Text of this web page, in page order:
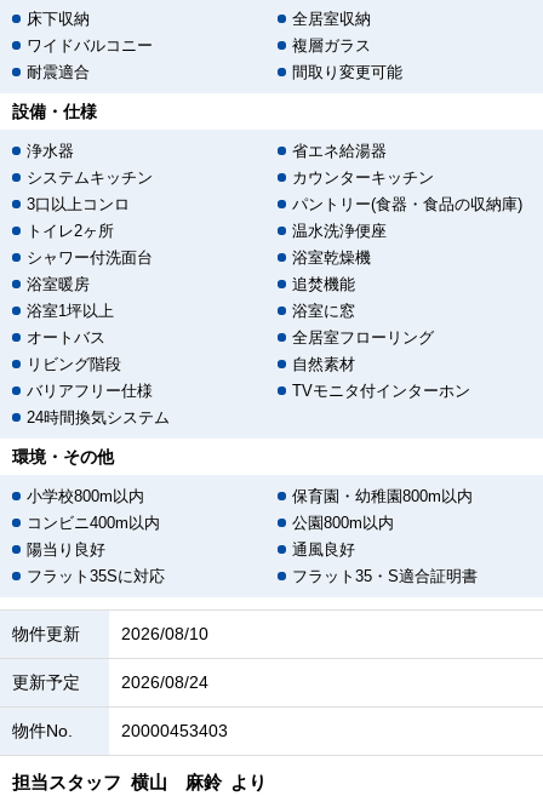
床下収納
全居室収納
ワイドバルコニー
複層ガラス
耐震適合
間取り変更可能
設備・仕様
浄水器
省エネ給湯器
システムキッチン
カウンターキッチン
3口以上コンロ
パントリー(食器・食品の収納庫)
トイレ2ヶ所
温水洗浄便座
シャワー付洗面台
浴室乾燥機
浴室暖房
追焚機能
浴室1坪以上
浴室に窓
オートバス
全居室フローリング
リビング階段
自然素材
バリアフリー仕様
TVモニタ付インターホン
24時間換気システム
環境・その他
小学校800m以内
保育園・幼稚園800m以内
コンビニ400m以内
公園800m以内
陽当り良好
通風良好
フラット35Sに対応
フラット35・S適合証明書
物件更新 2026/08/10
更新予定 2026/08/24
物件No. 20000453403
担当スタッフ 横山 麻鈴 より